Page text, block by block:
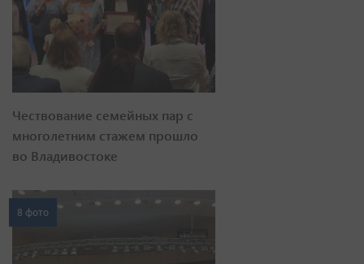
Чествование семейных пар с
многолетним стажем прошло
во Владивостоке
8 фото